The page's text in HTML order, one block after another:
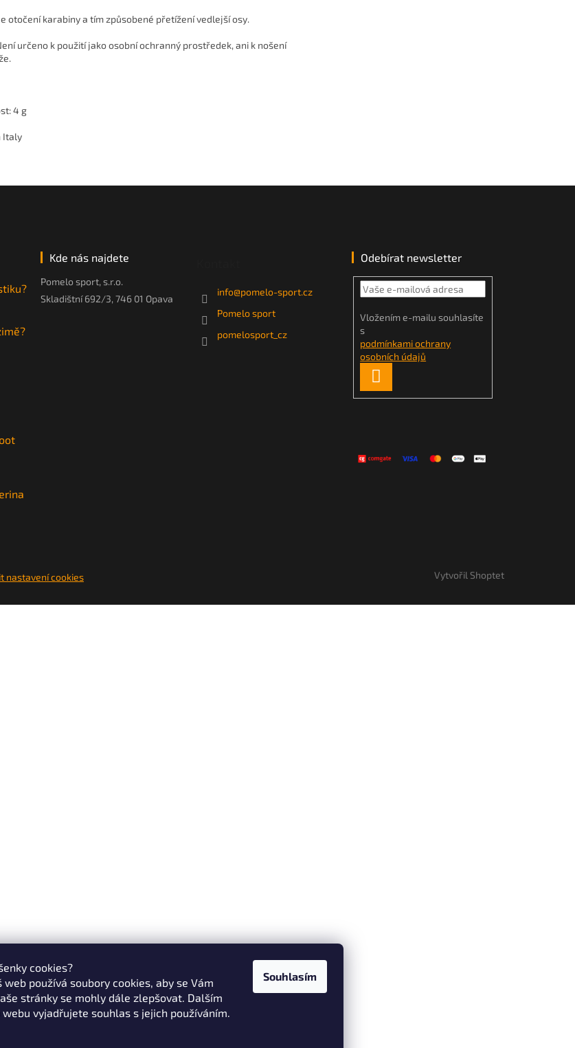
cookies?
web používá soubory cookies, aby se Vám
stránky se mohly dále zlepšovat. Dalším
vyjadřujete souhlas s jejich používáním.
Souhlasím
otočení karabiny a tím způsobené přetížení vedlejší osy.
určeno k použití jako osobní ochranný prostředek, ani k nošení
4 g
Italy
Kde nás najdete
Pomelo sport, s.r.o.
Skladištní 692/3, 746 01 Opava
info@pomelo-sport.cz
Pomelo sport
pomelosport_cz
Odebírat newsletter
Vložením e-mailu souhlasíte
s
podmínkami ochrany
osobních údajů
SE
Vytvořil Shoptet
nastavení cookies